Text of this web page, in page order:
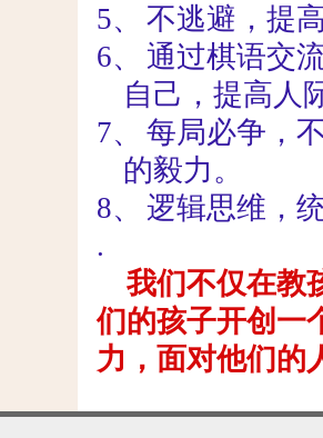
5、
不逃避，提
6、
通过棋语交
自己，提高人
7、
每局必争，
的毅力。
8、
逻辑思维，
.
我们不仅在教
们的孩子开创一
力，面对他们的